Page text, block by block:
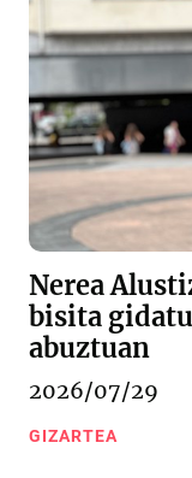
Nerea
bisita
abuztuan
2026/07/29
GIZARTEA